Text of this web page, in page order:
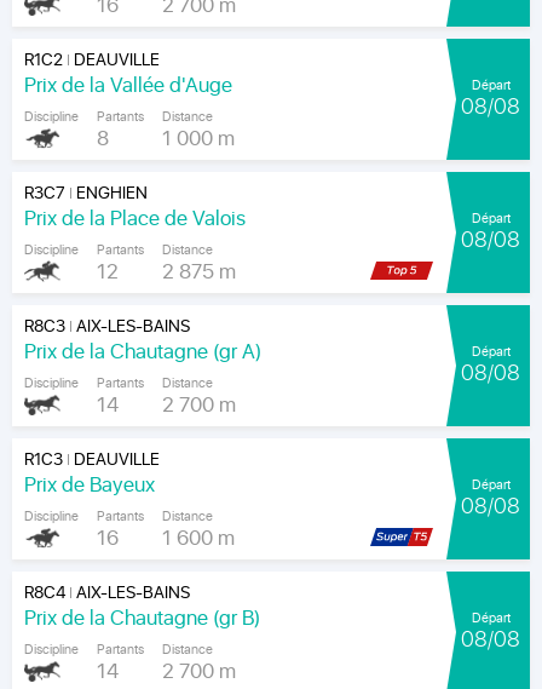
R1C2| DEAUVILLE
Prix de la Vallée d'Auge
Discipline Partants
8
Distance
1 000 m
Départ
08/08
R3C7 | ENGHIEN
Prix de la Place de Valois
Discipline Partants
12
Distance
2 875 m
Départ
08/08
R8C3|AIX-LES-BAINS
Prix de la Chautagne (gr A)
Discipline Partants
14
Distance
2 700 m
Départ
08/08
R1C3| DEAUVILLE
Prix de Bayeux
Discipline Partants
16
Distance
1 600 m
Départ
08/08
R8C4|AIX-LES-BAINS
Prix de la Chautagne (gr B)
Discipline Partants
14
Distance
2 700 m
Départ
08/08